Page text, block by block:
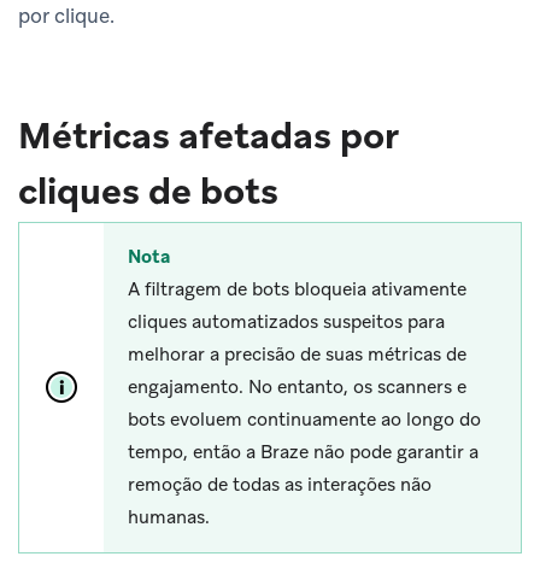
por clique.
Métricas afetadas por
cliques de bots
Nota
A filtragem de bots bloqueia ativamente
cliques automatizados suspeitos para
melhorar a precisão de suas métricas de
engajamento. No entanto, os scanners e
bots evoluem continuamente ao longo do
tempo, então a Braze não pode garantir a
remoção de todas as interações não
humanas.